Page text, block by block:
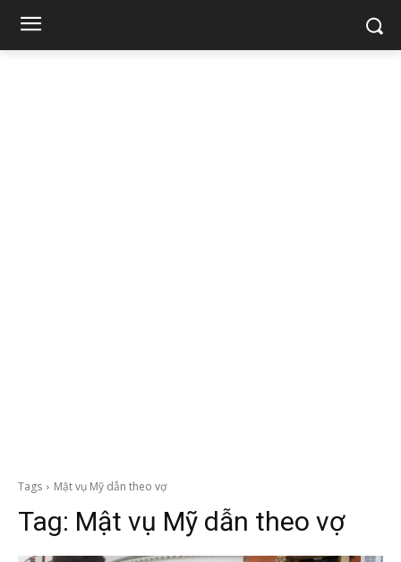
Tags Mật vụ Mỹ dẫn theo vợ
Tag: Mật vụ Mỹ dẫn theo vợ